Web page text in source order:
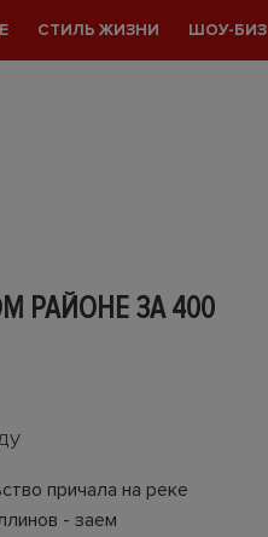
СТИЛЬ ЖИЗНИ ШОУ-БИЗ
РАЙОНЕ ЗА 400
причала на реке
- заем